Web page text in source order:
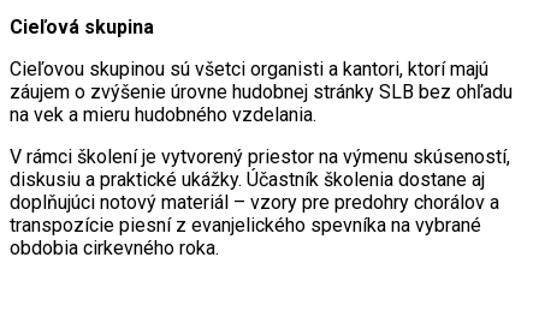
Cieľová skupina
Cieľovou skupinou sú všetci organisti a kantori, ktorí majú
záujem o zvýšenie úrovne hudobnej stránky SLB bez ohľadu
na vek a mieru hudobného vzdelania.
V rámci školení je vytvorený priestor na výmenu skúseností,
diskusiu a praktické ukážky. Účastník školenia dostane aj
doplňujúci notový materiál – vzory pre predohry chorálov a
transpozície piesní z evanjelického spevníka na vybrané
obdobia cirkevného roka.